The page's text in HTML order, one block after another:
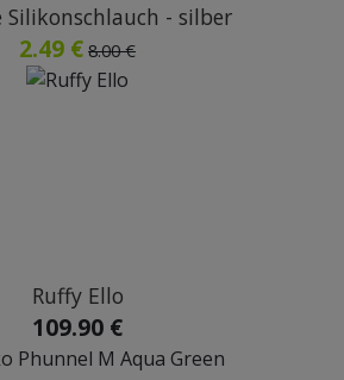
Silikonschlauch - silber
2.49 € 8.00 €
Ruffy Ello
109.90 €